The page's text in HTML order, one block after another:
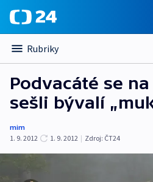
Rubriky
Podvacáté se
sešli bývalí
mim
1. 9. 2012
1. 9. 2012 | Zdroj: ČT24